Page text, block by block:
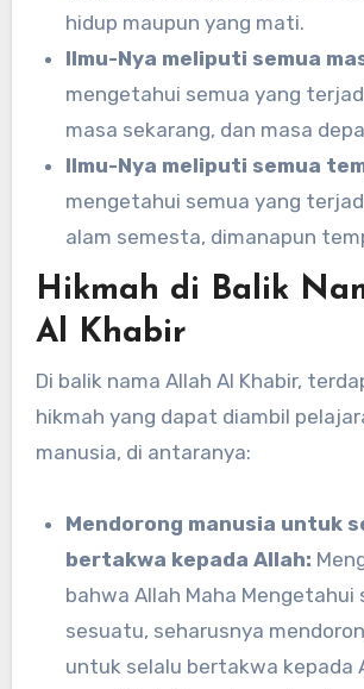
hidup maupun yang mati.
Ilmu-Nya meliputi semua
mengetahui semua yang
masa sekarang, dan masa
Ilmu-Nya meliputi semua
mengetahui semua yang
alam semesta, dimanapun
Hikmah di Balik
Al Khabir
Di balik nama Allah Al Khabir,
hikmah yang dapat diambil
manusia, di antaranya:
Mendorong manusia untuk
bertakwa kepada Allah:
bahwa Allah Maha Mengetahui
sesuatu, seharusnya
untuk selalu bertakwa kepada